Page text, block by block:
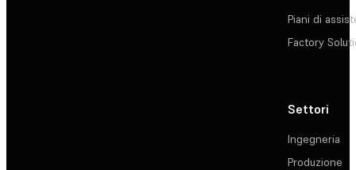
Piani di
Factory
Settori
Ingegneria
Produzione